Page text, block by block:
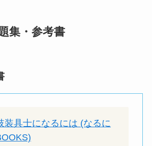
集・参考書
装具士になるには (なるに